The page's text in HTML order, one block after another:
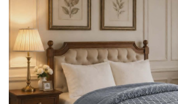
Pagamentos e Envios
Trocas e Devoluções